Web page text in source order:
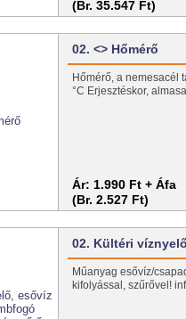
(Br. 35.547 Ft)
02. <> Hőmérő
Hőmérő, a nemesacél
°C Erjesztéskor,
Ár: 1.990 Ft + Áfa
(Br. 2.527 Ft)
02. Kültéri
Műanyag esővíz/
kifolyással, szűrővel!